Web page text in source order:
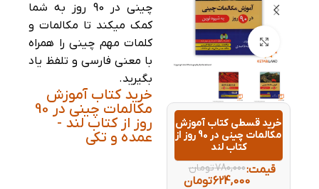
بزرگنمایی تصویر
خرید قسطی کتاب آموزش
مکالمات چینی در 90 روز از
کتاب لند
قیمت:780,000تومان
624,000تومان
چینی در 90 روز به شما
کمک میکند تا مکالمات و
کلمات مهم چینی را همراه
با معنی فارسی و تلفظ یاد
بگیرید.
خرید کتاب آموزش
مکالمات چینی در 90
روز از کتاب لند -
عمده و تکی